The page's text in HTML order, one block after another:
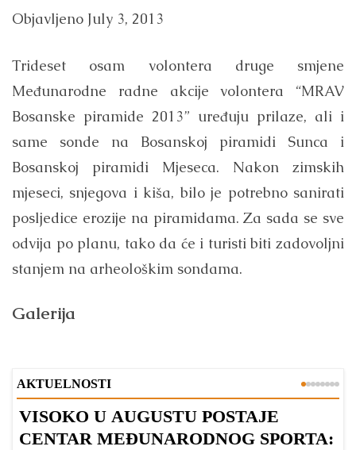
Objavljeno July 3, 2013
Trideset osam volontera druge smjene
Međunarodne radne akcije volontera “MRAV
Bosanske piramide 2013” uređuju prilaze, ali i
same sonde na Bosanskoj piramidi Sunca i
Bosanskoj piramidi Mjeseca. Nakon zimskih
mjeseci, snjegova i kiša, bilo je potrebno sanirati
posljedice erozije na piramidama. Za sada se sve
odvija po planu, tako da će i turisti biti zadovoljni
stanjem na arheološkim sondama.
Galerija
AKTUELNOSTI
VISOKO U AUGUSTU POSTAJE
CENTAR MEĐUNARODNOG SPORTA: